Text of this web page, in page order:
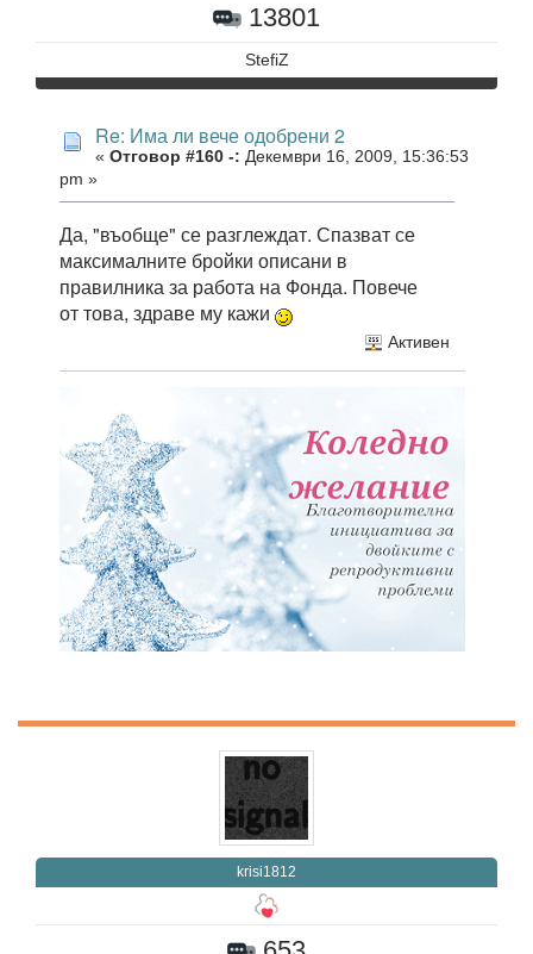
13801
StefiZ
Re: Има ли вече одобрени 2
« Отговор #160 -: Декември 16, 2009, 15:36:53
pm »
Да, "въобще" се разглеждат. Спазват се
максималните бройки описани в
правилника за работа на Фонда. Повече
от това, здраве му кажи
Активен
krisi1812